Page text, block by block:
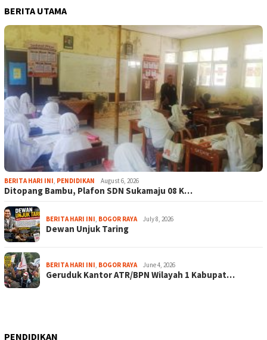
BERITA UTAMA
BERITA HARI INI, PENDIDIKAN August 6, 2026
Ditopang Bambu, Plafon SDN Sukamaju 08 K…
BERITA HARI INI, BOGOR RAYA July 8, 2026
Dewan Unjuk Taring
BERITA HARI INI, BOGOR RAYA June 4, 2026
Geruduk Kantor ATR/BPN Wilayah 1 Kabupat…
PENDIDIKAN